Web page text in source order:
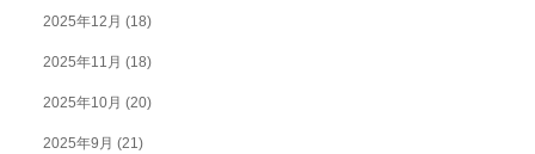
2025年12月 (18)
2025年11月 (18)
2025年10月 (20)
2025年9月 (21)